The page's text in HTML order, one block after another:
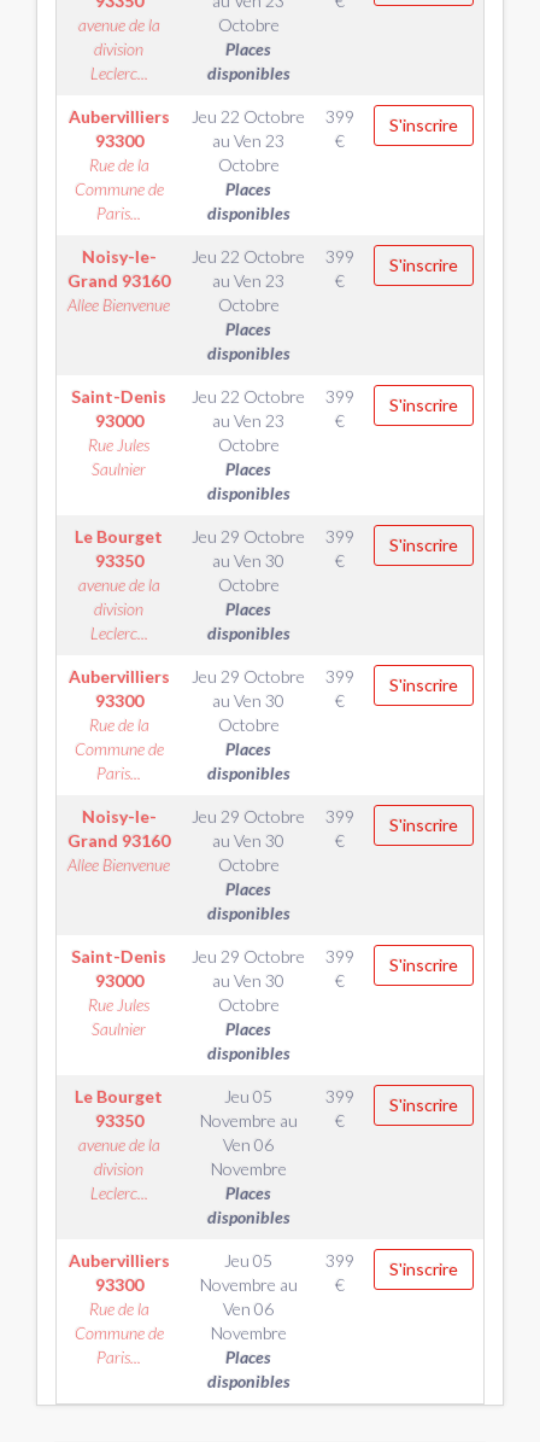
avenue de la
division
Leclerc...
Octobre
Places
disponibles
Aubervilliers
93300
Rue de la
Commune de
Paris...
Jeu 22 Octobre
au Ven 23
Octobre
Places
disponibles
399
€
S'inscrire
Noisy-le-
Grand 93160
Allee Bienvenue
Jeu 22 Octobre
au Ven 23
Octobre
Places
disponibles
399
€
S'inscrire
Saint-Denis
93000
Rue Jules
Saulnier
Jeu 22 Octobre
au Ven 23
Octobre
Places
disponibles
399
€
S'inscrire
Le Bourget
93350
avenue de la
division
Leclerc...
Jeu 29 Octobre
au Ven 30
Octobre
Places
disponibles
399
€
S'inscrire
Aubervilliers
93300
Rue de la
Commune de
Paris...
Jeu 29 Octobre
au Ven 30
Octobre
Places
disponibles
399
€
S'inscrire
Noisy-le-
Grand 93160
Allee Bienvenue
Jeu 29 Octobre
au Ven 30
Octobre
Places
disponibles
399
€
S'inscrire
Saint-Denis
93000
Rue Jules
Saulnier
Jeu 29 Octobre
au Ven 30
Octobre
Places
disponibles
399
€
S'inscrire
Le Bourget
93350
avenue de la
division
Leclerc...
Jeu 05
Novembre au
Ven 06
Novembre
Places
disponibles
399
€
S'inscrire
Aubervilliers
93300
Rue de la
Commune de
Paris...
Jeu 05
Novembre au
Ven 06
Novembre
Places
disponibles
399
€
S'inscrire